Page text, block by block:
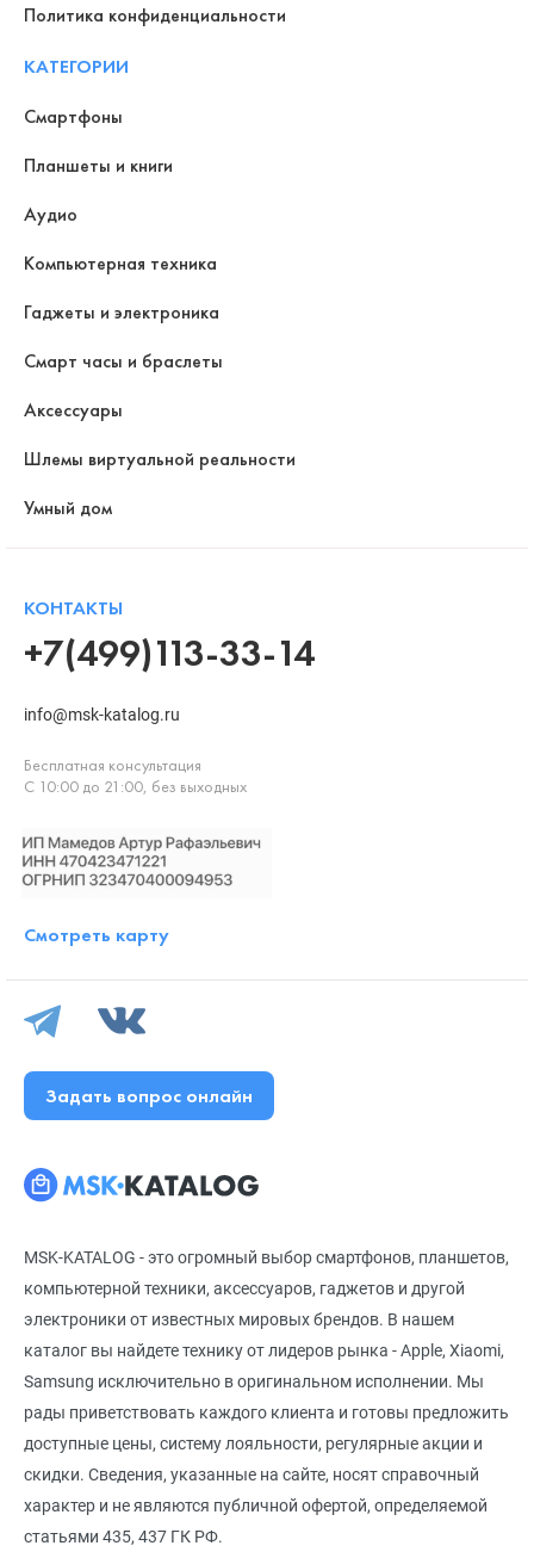
MSK-KATALOG - это огромный выбор смартфонов, планшетов,
компьютерной техники, аксессуаров, гаджетов и другой
электроники от известных мировых брендов. В нашем
каталог вы найдете технику от лидеров рынка - Apple, Xiaomi,
Samsung исключительно в оригинальном исполнении. Мы
рады приветствовать каждого клиента и готовы предложить
доступные цены, систему лояльности, регулярные акции и
скидки. Сведения, указанные на сайте, носят справочный
характер и не являются публичной офертой, определяемой
статьями 435, 437 ГК РФ.
Политика конфиденциальности
КАТЕГОРИИ
Смартфоны
Планшеты и книги
Аудио
Компьютерная техника
Гаджеты и электроника
Смарт часы и браслеты
Аксессуары
Шлемы виртуальной реальности
Умный дом
КОНТАКТЫ
+7(499)113-33-14
info@msk-katalog.ru
Бесплатная консультация
С 10:00 до 21:00, без выходных
Смотреть карту
Задать вопрос онлайн